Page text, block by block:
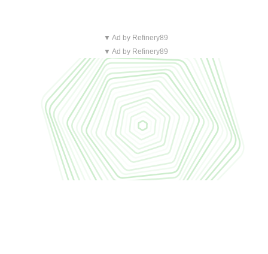
▼ Ad by Refinery89
▼ Ad by Refinery89